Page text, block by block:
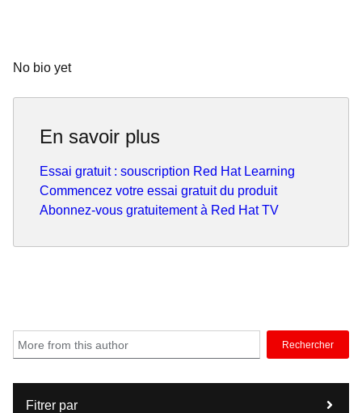
No bio yet
En savoir plus
Essai gratuit : souscription Red Hat Learning
Commencez votre essai gratuit du produit
Abonnez-vous gratuitement à Red Hat TV
Rechercher
Fitrer par